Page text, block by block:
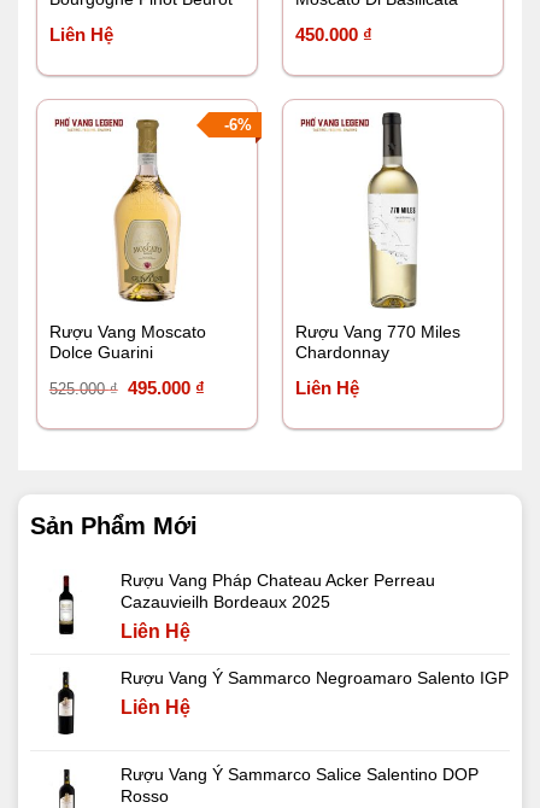
Sản Phẩm Mới
Rượu Vang Pháp Chateau Acker Perreau
Cazauvieilh Bordeaux 2025
Liên Hệ
Rượu Vang Ý Sammarco Negroamaro Salento IGP
Liên Hệ
Rượu Vang Ý Sammarco Salice Salentino DOP
Rosso
Liên Hệ 450.000 ₫
-6%
Rượu Vang Moscato
Dolce Guarini
525.000₫ Giá
495.000 ₫Giá
Rượu Vang 770 Miles
Chardonnay
Liên Hệ